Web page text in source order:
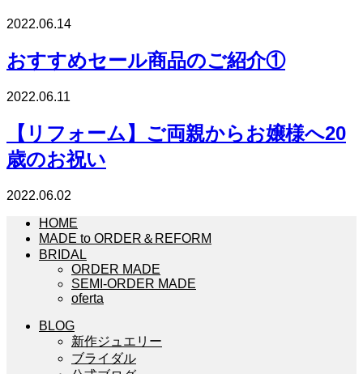
2022.06.14
おすすめセール商品のご紹介①
2022.06.11
【リフォーム】ご両親からお嬢様へ20
歳のお祝い
2022.06.02
HOME
MADE to ORDER＆REFORM
BRIDAL
ORDER MADE
SEMI-ORDER MADE
oferta
BLOG
新作ジュエリー
ブライダル